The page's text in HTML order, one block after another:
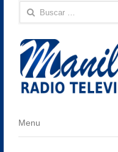
Buscar:
Menu
Menu